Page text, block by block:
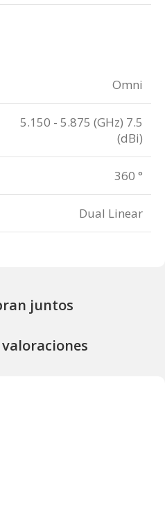
Omni
5.150 - 5.875 (GHz) 7.5
(dBi)
360 °
Dual Linear
juntos
valoraciones